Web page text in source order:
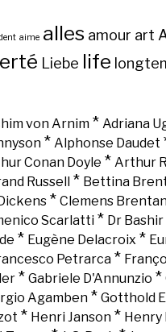
aime alles amour art
Liebe life
von Arnim* Adriana
* Alphonse Daudet
Conan Doyle * Arthur
Russell * Bettina
Dickens * Clemens
Scarlatti * Dr Bashir
* Eugène Delacroix *
Petrarca *
* Gabriele D'Annunzio *
Agamben * Gotthold
* Henri Janson* Henry